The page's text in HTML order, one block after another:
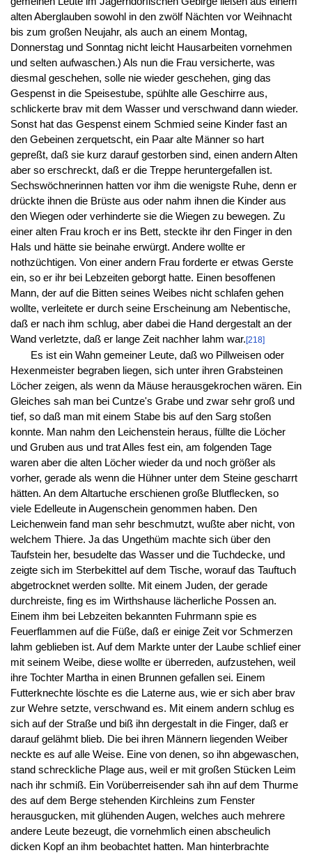
alten Aberglauben sowohl in den zwölf Nächten vor Weihnacht
bis zum großen Neujahr, als auch an einem Montag,
Donnerstag und Sonntag nicht leicht Hausarbeiten vornehmen
und selten aufwaschen.) Als nun die Frau versicherte, was
diesmal geschehen, solle nie wieder geschehen, ging das
Gespenst in die Speisestube, spühlte alle Geschirre aus,
schlickerte brav mit dem Wasser und verschwand dann wieder.
Sonst hat das Gespenst einem Schmied seine Kinder fast an
den Gebeinen zerquetscht, ein Paar alte Männer so hart
gepreßt, daß sie kurz darauf gestorben sind, einen andern Alten
aber so erschreckt, daß er die Treppe heruntergefallen ist.
Sechswöchnerinnen hatten vor ihm die wenigste Ruhe, denn er
drückte ihnen die Brüste aus oder nahm ihnen die Kinder aus
den Wiegen oder verhinderte sie die Wiegen zu bewegen. Zu
einer alten Frau kroch er ins Bett, steckte ihr den Finger in den
Hals und hätte sie beinahe erwürgt. Andere wollte er
nothzüchtigen. Von einer andern Frau forderte er etwas Gerste
ein, so er ihr bei Lebzeiten geborgt hatte. Einen besoffenen
Mann, der auf die Bitten seines Weibes nicht schlafen gehen
wollte, verleitete er durch seine Erscheinung am Nebentische,
daß er nach ihm schlug, aber dabei die Hand dergestalt an der
Wand verletzte, daß er lange Zeit nachher lahm war.[218]
Es ist ein Wahn gemeiner Leute, daß wo Pillweisen oder
Hexenmeister begraben liegen, sich unter ihren Grabsteinen
Löcher zeigen, als wenn da Mäuse herausgekrochen wären. Ein
Gleiches sah man bei Cuntze's Grabe und zwar sehr groß und
tief, so daß man mit einem Stabe bis auf den Sarg stoßen
konnte. Man nahm den Leichenstein heraus, füllte die Löcher
und Gruben aus und trat Alles fest ein, am folgenden Tage
waren aber die alten Löcher wieder da und noch größer als
vorher, gerade als wenn die Hühner unter dem Steine gescharrt
hätten. An dem Altartuche erschienen große Blutflecken, so
viele Edelleute in Augenschein genommen haben. Den
Leichenwein fand man sehr beschmutzt, wußte aber nicht, von
welchem Thiere. Ja das Ungethüm machte sich über den
Taufstein her, besudelte das Wasser und die Tuchdecke, und
zeigte sich im Sterbekittel auf dem Tische, worauf das Tauftuch
abgetrocknet werden sollte. Mit einem Juden, der gerade
durchreiste, fing es im Wirthshause lächerliche Possen an.
Einem ihm bei Lebzeiten bekannten Fuhrmann spie es
Feuerflammen auf die Füße, daß er einige Zeit vor Schmerzen
lahm geblieben ist. Auf dem Markte unter der Laube schlief einer
mit seinem Weibe, diese wollte er überreden, aufzustehen, weil
ihre Tochter Martha in einen Brunnen gefallen sei. Einem
Futterknechte löschte es die Laterne aus, wie er sich aber brav
zur Wehre setzte, verschwand es. Mit einem andern schlug es
sich auf der Straße und biß ihn dergestalt in die Finger, daß er
darauf gelähmt blieb. Die bei ihren Männern liegenden Weiber
neckte es auf alle Weise. Eine von denen, so ihn abgewaschen,
stand schreckliche Plage aus, weil er mit großen Stücken Leim
nach ihr schmiß. Ein Vorüberreisender sah ihn auf dem Thurme
des auf dem Berge stehenden Kirchleins zum Fenster
herausgucken, mit glühenden Augen, welches auch mehrere
andere Leute bezeugt, die vornehmlich einen abscheulich
dicken Kopf an ihm beobachtet hatten. Man hinterbrachte